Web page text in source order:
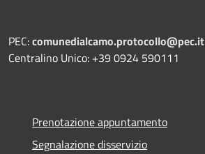
PEC:comunedialcamo.protocollo@pec.it
Centralino Unico: +39 0924 590111
Prenotazione appuntamento
Segnalazione disservizio